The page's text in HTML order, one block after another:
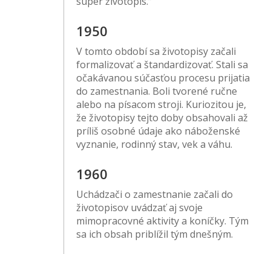
1950
V tomto období sa životopisy začali
formalizovať a štandardizovať. Stali sa
očakávanou súčasťou procesu prijatia
do zamestnania. Boli tvorené ručne
alebo na písacom stroji. Kuriozitou je,
že životopisy tejto doby obsahovali až
príliš osobné údaje ako náboženské
vyznanie, rodinný stav, vek a váhu.
1960
Uchádzači o zamestnanie začali do
životopisov uvádzať aj svoje
mimopracovné aktivity a koníčky. Tým
sa ich obsah priblížil tým dnešným.